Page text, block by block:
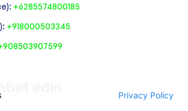
+6285574800185
+918000503345
edin Privacy Policy